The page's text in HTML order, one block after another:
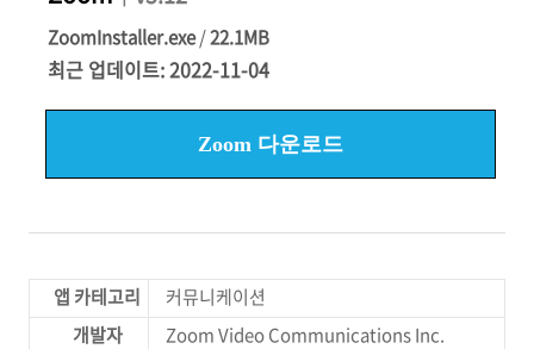
ZoomInstaller.exe/22.1MB
최근 업데이트: 2022-11-04
Zoom 다운로드
앱 카테고리
커뮤니케이션
개발자
Zoom Video Communications Inc.